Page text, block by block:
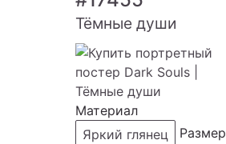
Тёмные души
Материал
Яркий глянец
Размер